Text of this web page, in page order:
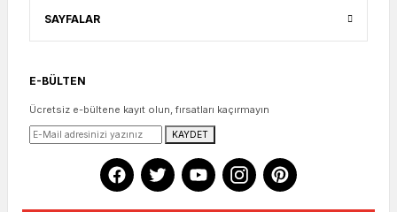
SAYFALAR
E-BÜLTEN
Ücretsiz e-bültene kayıt olun, fırsatları kaçırmayın
KAYDET